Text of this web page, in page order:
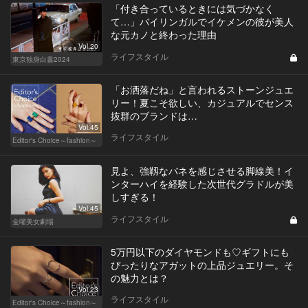
Vol.20
東京独身白書2024
「付き合っているときには気づかなく
て…」バイリンガルでイケメンの彼が美人
な元カノと終わった理由
ライフスタイル
Vol.45
Editor's Choice～fashion～
「お洒落だね」と言われるストーンジュエ
リー！夏こそ欲しい、カジュアルでセンス
抜群のブランドは…
ライフスタイル
Vol.45
金曜美女劇場
見よ、強靱なバネを感じさせる脚線美！イ
ンターハイを経験した次世代グラドルが美
しすぎる！
ライフスタイル
Vol.23
Editor's Choice～fashion～
5万円以下のダイヤモンドも♡ギフトにも
ぴったりなアガットの上品ジュエリー。そ
の魅力とは？
ライフスタイル